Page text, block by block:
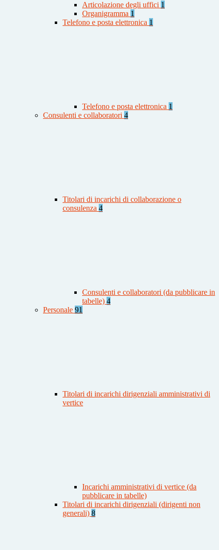
Articolazione degli uffici 1
Organigramma 1
Telefono e posta elettronica 1
Telefono e posta elettronica 1
Consulenti e collaboratori 4
Titolari di incarichi di collaborazione o
consulenza 4
Consulenti e collaboratori (da pubblicare in
tabelle) 4
Personale 91
Titolari di incarichi dirigenziali amministrativi di
vertice
Incarichi amministrativi di vertice (da
pubblicare in tabelle)
Titolari di incarichi dirigenziali (dirigenti non
generali) 8